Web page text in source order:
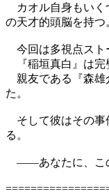
カオル自身もいく
の天才的頭脳を持つ
今回は多視点スト
『稲垣真白』は完
親友である『森雄
た。
そして彼はその事
る。
――あなたに、こ